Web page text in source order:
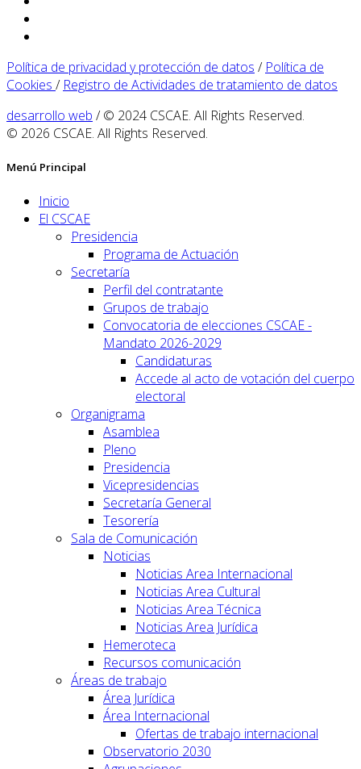
Política de privacidad y protección de datos / Política de
Cookies / Registro de Actividades de tratamiento de datos
desarrollo web / © 2024 CSCAE. All Rights Reserved.
© 2026 CSCAE. All Rights Reserved.
Menú Principal
Inicio
El CSCAE
Presidencia
Programa de Actuación
Secretaría
Perfil del contratante
Grupos de trabajo
Convocatoria de elecciones CSCAE -
Mandato 2026-2029
Candidaturas
Accede al acto de votación del cuerpo
electoral
Organigrama
Asamblea
Pleno
Presidencia
Vicepresidencias
Secretaría General
Tesorería
Sala de Comunicación
Noticias
Noticias Area Internacional
Noticias Area Cultural
Noticias Area Técnica
Noticias Area Jurídica
Hemeroteca
Recursos comunicación
Áreas de trabajo
Área Jurídica
Área Internacional
Ofertas de trabajo internacional
Observatorio 2030